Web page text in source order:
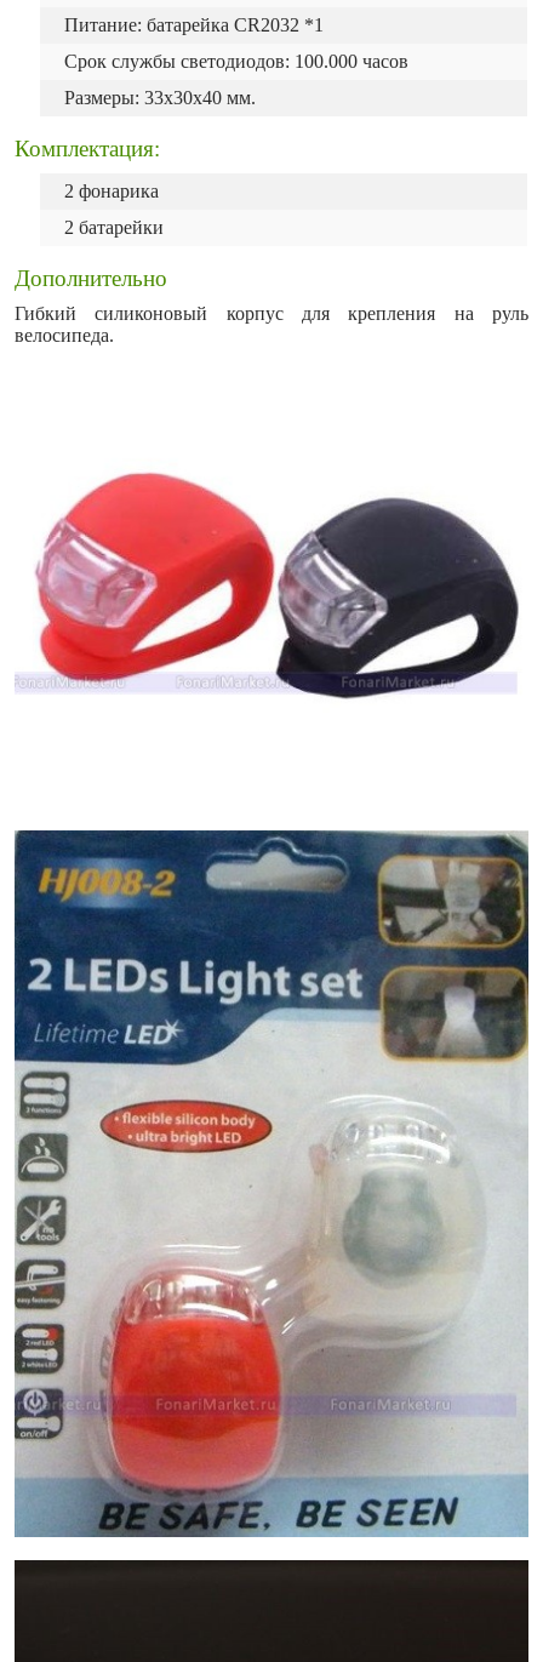
Питание: батарейка CR2032 *1
Срок службы светодиодов: 100.000 часов
Размеры: 33x30x40 мм.
Комплектация:
2 фонарика
2 батарейки
Дополнительно
Гибкий силиконовый корпус для крепления на руль
велосипеда.